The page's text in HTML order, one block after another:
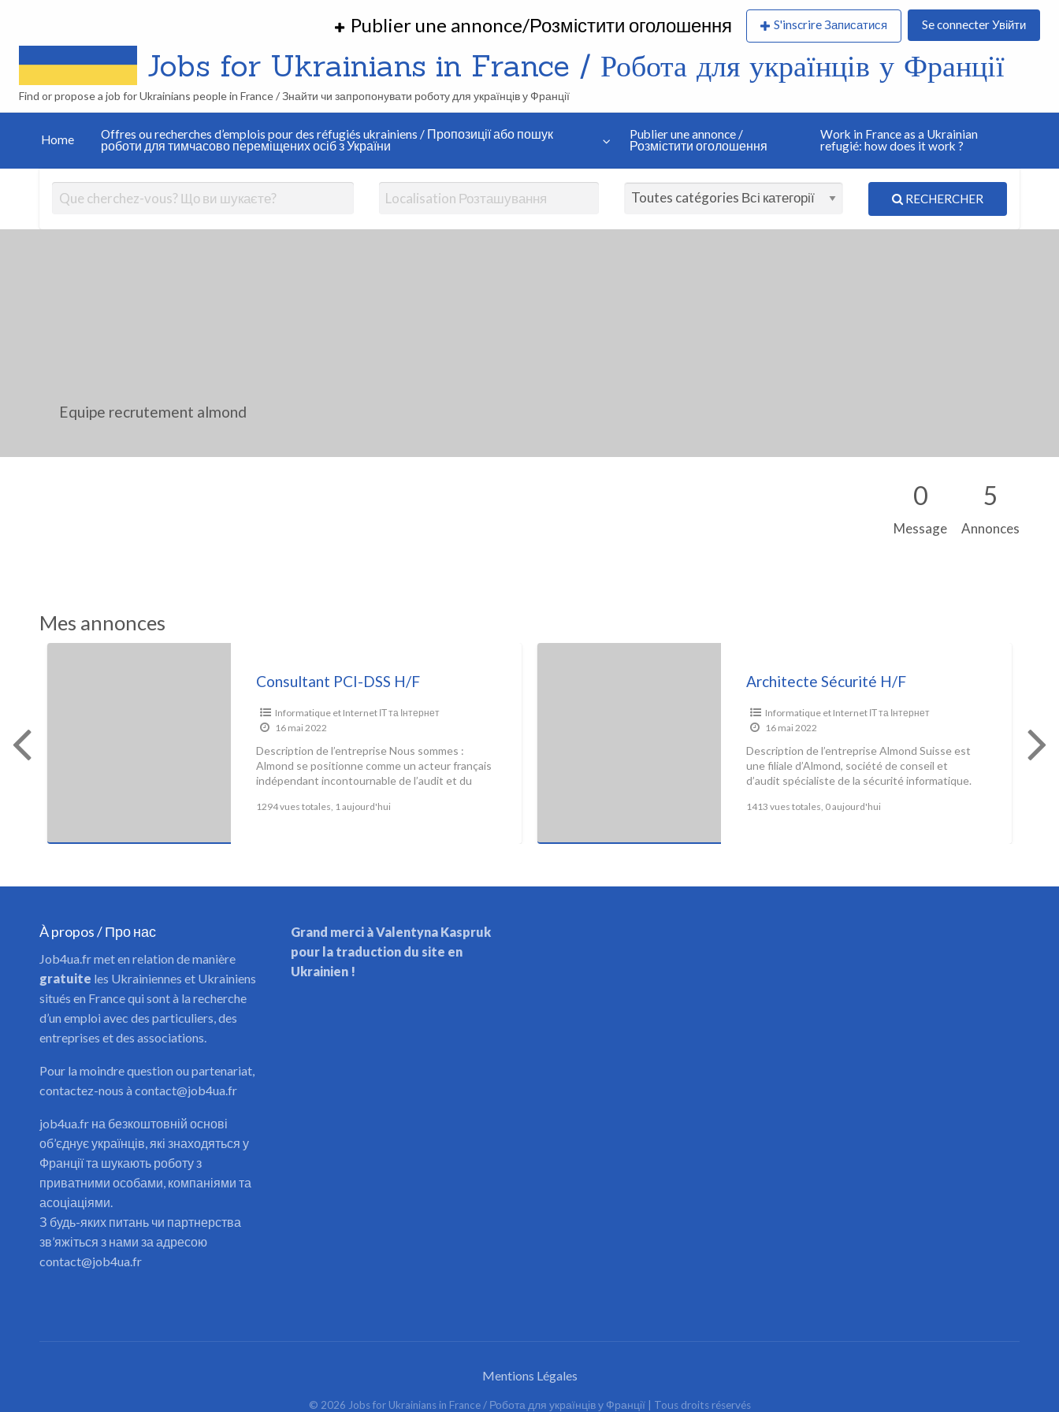
annonce /
Розмістити
оголошення
Work in
France
as a
Ukrainian
refugié:
how
work ?
Publier une annonce/Розмістити оголошення S'inscrire Записатися Se connecter Увійти
Jobs for Ukrainians in France / Робота для українців у Франції
Find or propose a job for Ukrainians people in France / Знайти чи запропонувати роботу для українців у Франції
Home
Offres ou recherches d’emplois pour des réfugiés ukrainiens / Пропозиції або пошук
роботи для тимчасово переміщених осіб з України
Publier une annonce /
Розмістити оголошення
Work in France as a Ukrainian
refugié: how does it work ?
RECHERCHER
Equipe recrutement almond
0
Message
5
Annonces
Mes annonces
Consultant PCI-DSS H/F
Informatique et Internet ІТ та Інтернет
16 mai 2022
Description de l’entreprise Nous sommes :
Almond se positionne comme un acteur français
indépendant incontournable de l’audit et du
1294 vues totales, 1 aujourd'hui
Architecte Sécurité H/F
Informatique et Internet ІТ та Інтернет
16 mai 2022
Description de l’entreprise Almond Suisse est
une filiale d’Almond, société de conseil et
d’audit spécialiste de la sécurité informatique.
1413 vues totales, 0 aujourd'hui
À propos / Про нас
Job4ua.fr met en relation de manière
gratuite les Ukrainiennes et Ukrainiens
situés en France qui sont à la recherche
d’un emploi avec des particuliers, des
entreprises et des associations.
Pour la moindre question ou partenariat,
contactez-nous à contact@job4ua.fr
job4ua.fr на безкоштовній основі
об’єднує українців, які знаходяться у
Франції та шукають роботу з
приватними особами, компаніями та
асоціаціями.
З будь-яких питань чи партнерства
зв’яжіться з нами за адресою
contact@job4ua.fr
Grand merci à Valentyna Kaspruk
pour la traduction du site en
Ukrainien !
Mentions Légales
© 2026 Jobs for Ukrainians in France / Робота для українців у Франції| Tous droits réservés